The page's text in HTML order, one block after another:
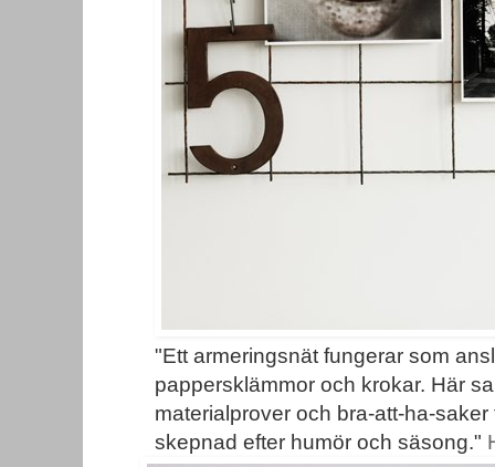
"Ett armeringsnät fungerar som
pappersklämmor och krokar. Här
materialprover och bra-att-ha-
skepnad efter humör och säsong."